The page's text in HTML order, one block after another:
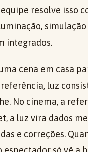
resolve isso
simulação
integrados.
cena em casa
luz
No cinema, a
a luz vira dados
e correções.